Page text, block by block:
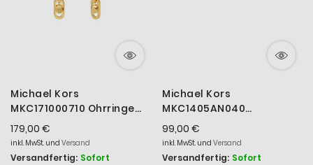
Michael Kors
MKC171000710 Ohrringe
Damen Astor
Sterlingsilber Goldton
179,00 €
inkl. MwSt. und Versand
Versandfertig: Sofort
Michael Kors
MKC1405AN040
Ohrstecker Damen
Brilliance Pavé Zirkon
Sterlingsilber
99,00 €
inkl. MwSt. und Versand
Versandfertig: Sofort